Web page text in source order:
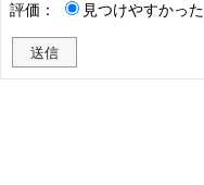
評価：
見つけやすかった